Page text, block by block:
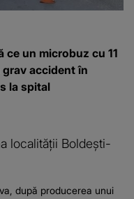
ce un microbuz cu 11
accident în
la spital
localității Boldești-
după producerea unui